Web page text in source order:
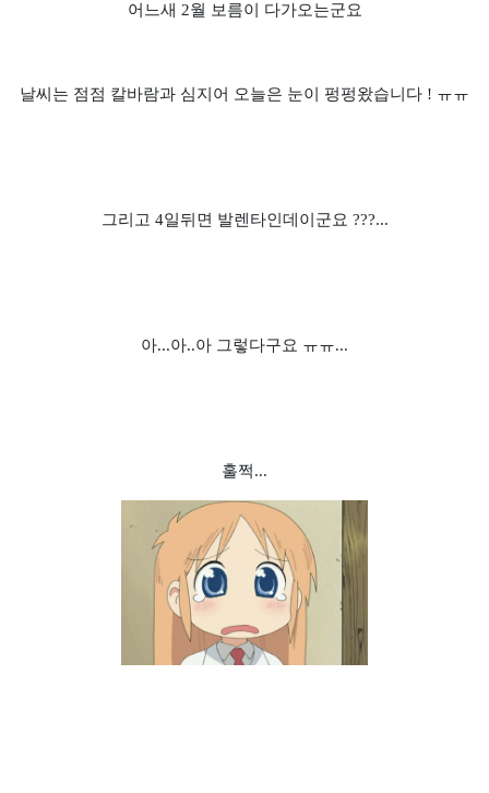
어느새 2월 보름이 다가오는군요
날씨는 점점 칼바람과 심지어 오늘은 눈이 펑펑왔습니다 ! ㅠㅠ
그리고 4일뒤면 발렌타인데이군요 ???...
아...아..아 그렇다구요 ㅠㅠ...
훌쩍...